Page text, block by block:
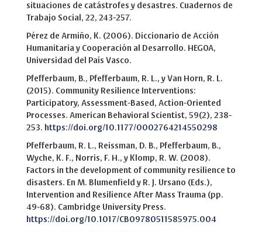
situaciones de catástrofes y desastres. Cuadernos de
Trabajo Social, 22, 243-257.
Pérez de Armiño, K. (2006). Diccionario de Acción
Humanitaria y Cooperación al Desarrollo. HEGOA,
Universidad del País Vasco.
Pfefferbaum, B., Pfefferbaum, R. L., y Van Horn, R. L.
(2015). Community Resilience Interventions:
Participatory, Assessment-Based, Action-Oriented
Processes. American Behavioral Scientist, 59(2), 238-
253. https://doi.org/10.1177/0002764214550298
Pfefferbaum, R. L., Reissman, D. B., Pfefferbaum, B.,
Wyche, K. F., Norris, F. H., y Klomp, R. W. (2008).
Factors in the development of community resilience to
disasters. En M. Blumenfield y R. J. Ursano (Eds.),
Intervention and Resilience After Mass Trauma (pp.
49-68). Cambridge University Press.
https://doi.org/10.1017/CBO9780511585975.004